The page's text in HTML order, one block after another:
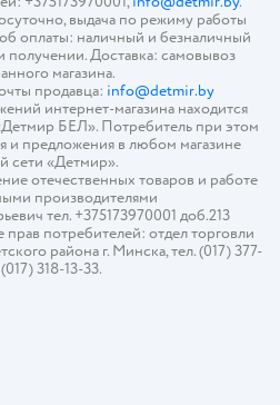
выдача по режиму работы
оплаты: наличный и безналичный
получении. Доставка: самовывоз
магазина.
продавца: info@detmir.by
интернет-магазина находится
БЕЛ». Потребитель при этом
и предложения в любом магазине
сети «Детмир».
отечественных товаров и работе
производителями
тел. +375173970001 доб.213
потребителей: отдел торговли
района г. Минска, тел. (017) 377-
318-13-33.